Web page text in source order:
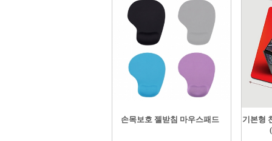
손목보호 젤받침 마우스패드
기본형